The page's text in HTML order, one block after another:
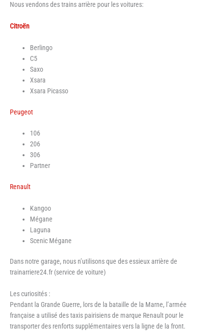
Nous vendons des trains arrière pour les voitures:
Citroën
Berlingo
C5
Saxo
Xsara
Xsara Picasso
Peugeot
106
206
306
Partner
Renault
Kangoo
Mégane
Laguna
Scenic Mégane
Dans notre garage, nous n’utilisons que des essieux arrière de
trainarriere24.fr (service de voiture)
Les curiosités :
Pendant la Grande Guerre, lors de la bataille de la Marne, l’armée
française a utilisé des taxis pairisiens de marque Renault pour le
transporter des renforts supplémentaires vers la ligne de la front.